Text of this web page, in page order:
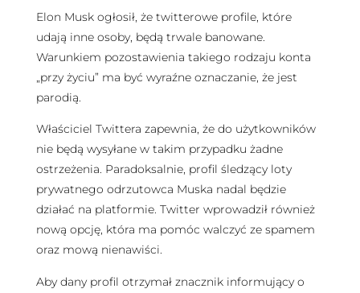
Elon Musk ogłosił, że twitterowe profile, które
udają inne osoby, będą trwale banowane.
Warunkiem pozostawienia takiego rodzaju konta
„przy życiu” ma być wyraźne oznaczanie, że jest
parodią.
Właściciel Twittera zapewnia, że do użytkowników
nie będą wysyłane w takim przypadku żadne
ostrzeżenia. Paradoksalnie, profil śledzący loty
prywatnego odrzutowca Muska nadal będzie
działać na platformie. Twitter wprowadził również
nową opcję, która ma pomóc walczyć ze spamem
oraz mową nienawiści.
Aby dany profil otrzymał znacznik informujący o